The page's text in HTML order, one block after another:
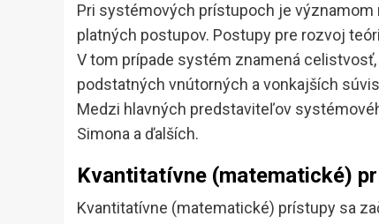
Pri systémových prístupoch je významom
platných postupov. Postupy pre rozvoj
V tom prípade systém znamená
podstatných vnútorných a vonkajších
Medzi hlavných predstaviteľov
Simona a ďalších.
Kvantitatívne (matematické)
Kvantitatívne (matematické) prístupy sa